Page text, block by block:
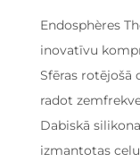
Endosphères
inovatīvu
Sfēras rotējošā
radot
Dabiskā
izmantotas